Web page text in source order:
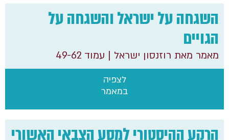
לצפיה
במאמר
השגחה על ישראל והשגחה על
הגויים
מאמר מאת רוזנסון ישראל | עמוד 49-62
הרקע ההיסטורי למסע הצבאי האשורי